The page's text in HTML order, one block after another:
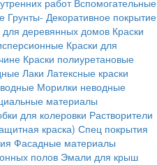
работ Вспомогательные
Грунты- Декоративное покрытие
для деревянных домов Краски
Краски для
Краски полиуретановые
Лаки Латексные краски
Морилки неводные
материалы
для колеровки Растворители
краска) Спец покрытия
Фасадные материалы
полов Эмали для крыш